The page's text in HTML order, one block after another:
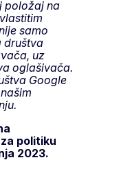
položaj na
samo
društva
uz
oglašivača.
Google
politiku
2023.